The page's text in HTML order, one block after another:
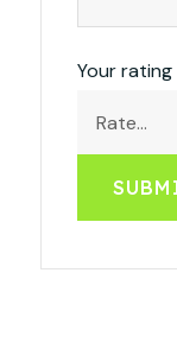
Your rating